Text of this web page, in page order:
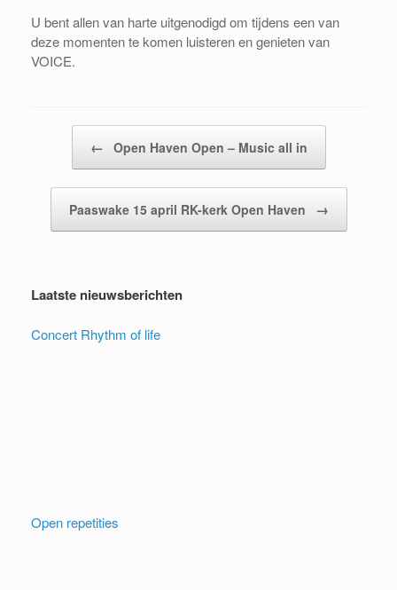
U bent allen van harte uitgenodigd om tijdens een van
deze momenten te komen luisteren en genieten van
VOICE.
← Open Haven Open – Music all in
Paaswake 15 april RK-kerk Open Haven →
Laatste nieuwsberichten
Concert Rhythm of life
Open repetities